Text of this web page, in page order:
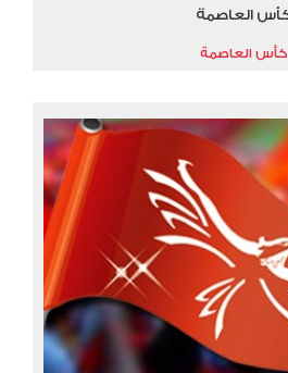
العاصمة
كأس العاصمة